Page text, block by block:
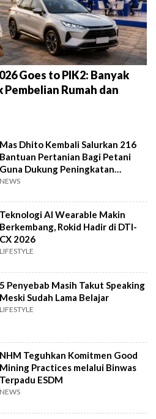
Goes to PIK2: Banyak
Rumah dan
Mas Dhito Kembali Salurkan 216
Bantuan Pertanian Bagi Petani
Guna Dukung Peningkatan
Produksi
NEWS
Teknologi AI Wearable Makin
Berkembang, Rokid Hadir di DTI-
CX 2026
LIFESTYLE
5 Penyebab Masih Takut Speaking
Meski Sudah Lama Belajar
LIFESTYLE
NHM Teguhkan Komitmen Good
Mining Practices melalui Binwas
Terpadu ESDM
NEWS